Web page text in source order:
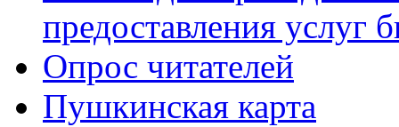
предоставления услуг
Опрос читателей
Пушкинская карта